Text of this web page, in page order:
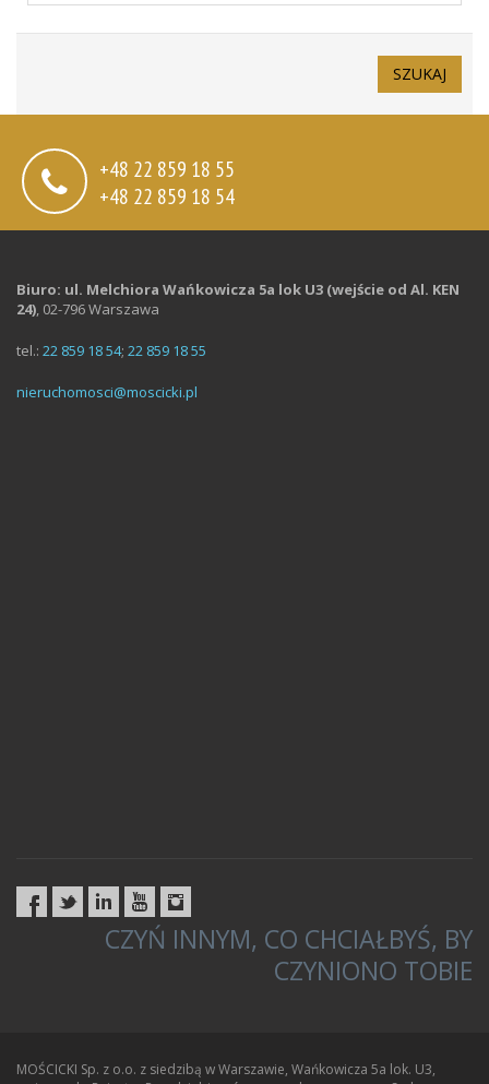
SZUKAJ
+48 22 859 18 55
+48 22 859 18 54
Biuro: ul. Melchiora Wańkowicza 5a lok U3 (wejście od Al. KEN
24), 02-796 Warszawa
tel.: 22 859 18 54; 22 859 18 55
nieruchomosci@moscicki.pl
CZYŃ INNYM, CO CHCIAŁBYŚ, BY
CZYNIONO TOBIE
MOŚCICKI Sp. z o.o. z siedzibą w Warszawie, Wańkowicza 5a lok. U3,